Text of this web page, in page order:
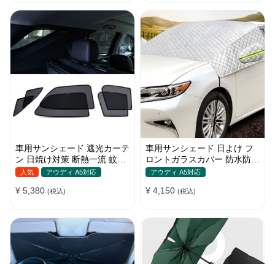
車用サンシェード 遮光カーテ
ン 日焼け対策 断熱一流 蚊よ
け 汎用 マグネット付き 取付
人気 アウディ A5対応
¥ 5,380 (税込)
車用サンシェード 日よけ フ
ロントガラスカバー 防水防塵
遮光断熱 折畳 収納簡単 降雨
アウディ A5対応
¥ 4,150 (税込)